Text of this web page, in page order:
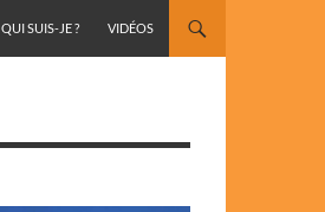
QUI SUIS-JE ? VIDÉOS